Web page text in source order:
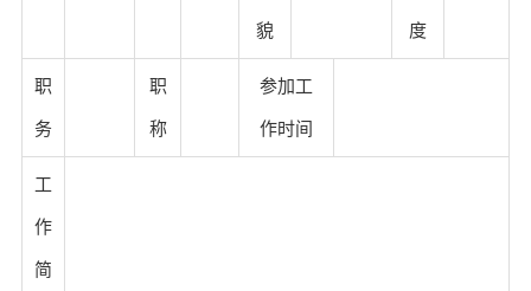
貌 度
职
务
职
称
参加工
作时间
工
作
简